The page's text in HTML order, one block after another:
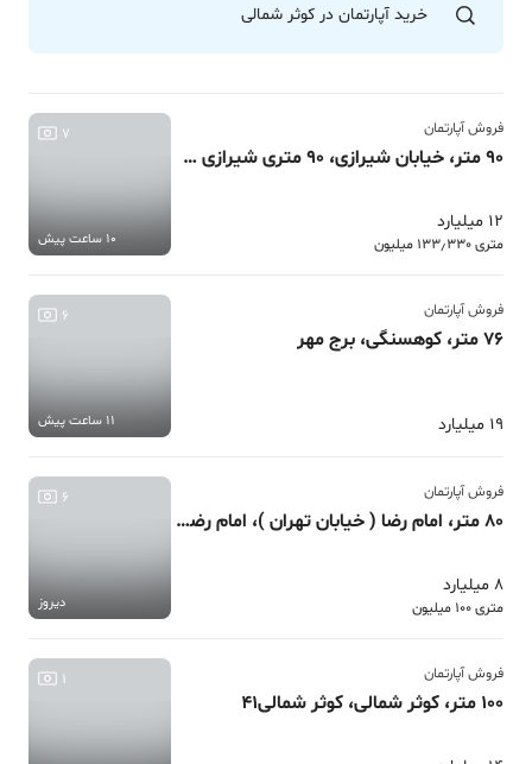
خرید آپارتمان در کوثر شمالی
فروش آپارتمان
90 متر، خیابان شیرازی، 90 متری شیرازی 17/نزدیک حرم
12 میلیارد
متری 133٫330 میلیون
7
10 ساعت پیش
فروش آپارتمان
76 متر، کوهسنگی، برج مهر
19 میلیارد
6
11 ساعت پیش
فروش آپارتمان
80 متر، امام رضا ( خیابان تهران )، امام رضا 19، خوش نقشه/ غرق نور
8 میلیارد
متری 100 میلیون
6
دیروز
فروش آپارتمان
100 متر، کوثر شمالی، کوثر شمالی41
1